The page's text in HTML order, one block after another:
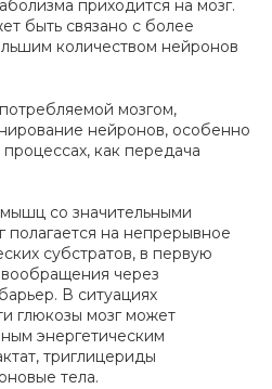
приходится на мозг.
быть связано с более
количеством нейронов
мозгом,
нейронов, особенно
процессах, как передача
со значительными
полагается на непрерывное
субстратов, в первую
через
В ситуациях
глюкозы мозг может
энергетическим
триглицериды
тела.